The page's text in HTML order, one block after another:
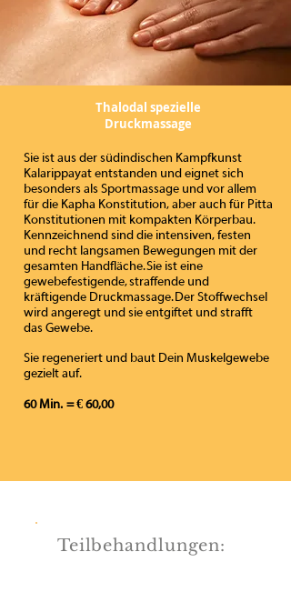
Thalodal spezielle
Druckmassage
Sie ist aus der südindischen Kampfkunst
Kalarippayat entstanden und eignet sich
besonders als Sportmassage und vor allem
für die Kapha Konstitution, aber auch für Pitta
Konstitutionen mit kompakten Körperbau.
Kennzeichnend sind die intensiven, festen
und recht langsamen Bewegungen mit der
gesamten Handfläche. Sie ist eine
gewebefestigende, straffende und
kräftigende Druckmassage. Der Stoffwechsel
wird angeregt und sie entgiftet und strafft
das Gewebe.
Sie regeneriert und baut Dein Muskelgewebe
gezielt auf.
60 Min. = € 60,00
Teilbehandlungen: